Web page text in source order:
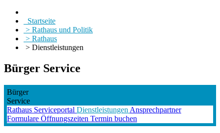
Startseite
> Rathaus und Politik
> Rathaus
> Dienstleistungen
Bürger Service
Bürger
Service
Rathaus Serviceportal Dienstleistungen Ansprechpartner
Formulare Öffnungszeiten Termin buchen